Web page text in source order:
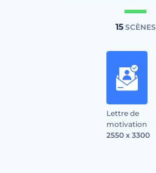
15SCÈNES
Lettre de
motivation
2550 x 3300